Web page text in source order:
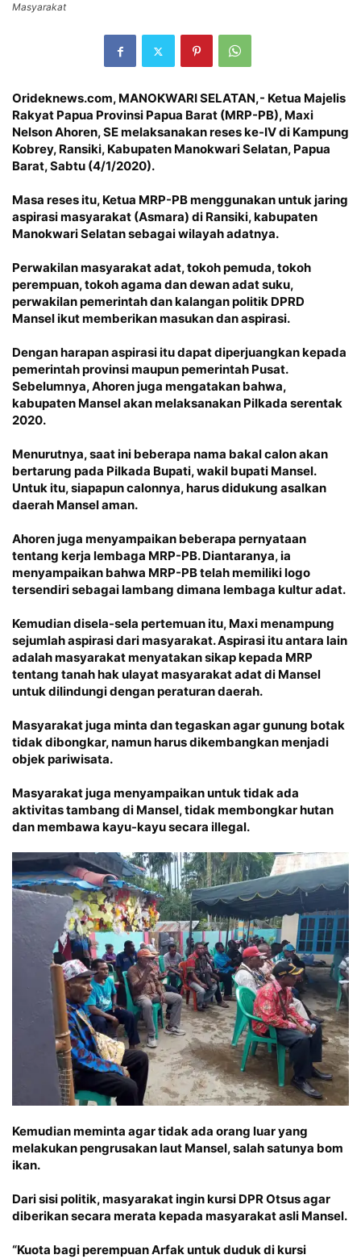
Masyarakat
Orideknews.com, MANOKWARI SELATAN,- Ketua Majelis
Rakyat Papua Provinsi Papua Barat (MRP-PB), Maxi
Nelson Ahoren, SE melaksanakan reses ke-IV di Kampung
Kobrey, Ransiki, Kabupaten Manokwari Selatan, Papua
Barat, Sabtu (4/1/2020).
Masa reses itu, Ketua MRP-PB menggunakan untuk jaring
aspirasi masyarakat (Asmara) di Ransiki, kabupaten
Manokwari Selatan sebagai wilayah adatnya.
Perwakilan masyarakat adat, tokoh pemuda, tokoh
perempuan, tokoh agama dan dewan adat suku,
perwakilan pemerintah dan kalangan politik DPRD
Mansel ikut memberikan masukan dan aspirasi.
Dengan harapan aspirasi itu dapat diperjuangkan kepada
pemerintah provinsi maupun pemerintah Pusat.
Sebelumnya, Ahoren juga mengatakan bahwa,
kabupaten Mansel akan melaksanakan Pilkada serentak
2020.
Menurutnya, saat ini beberapa nama bakal calon akan
bertarung pada Pilkada Bupati, wakil bupati Mansel.
Untuk itu, siapapun calonnya, harus didukung asalkan
daerah Mansel aman.
Ahoren juga menyampaikan beberapa pernyataan
tentang kerja lembaga MRP-PB. Diantaranya, ia
menyampaikan bahwa MRP-PB telah memiliki logo
tersendiri sebagai lambang dimana lembaga kultur adat.
Kemudian disela-sela pertemuan itu, Maxi menampung
sejumlah aspirasi dari masyarakat. Aspirasi itu antara lain
adalah masyarakat menyatakan sikap kepada MRP
tentang tanah hak ulayat masyarakat adat di Mansel
untuk dilindungi dengan peraturan daerah.
Masyarakat juga minta dan tegaskan agar gunung botak
tidak dibongkar, namun harus dikembangkan menjadi
objek pariwisata.
Masyarakat juga menyampaikan untuk tidak ada
aktivitas tambang di Mansel, tidak membongkar hutan
dan membawa kayu-kayu secara illegal.
Kemudian meminta agar tidak ada orang luar yang
melakukan pengrusakan laut Mansel, salah satunya bom
ikan.
Dari sisi politik, masyarakat ingin kursi DPR Otsus agar
diberikan secara merata kepada masyarakat asli Mansel.
“Kuota bagi perempuan Arfak untuk duduk di kursi